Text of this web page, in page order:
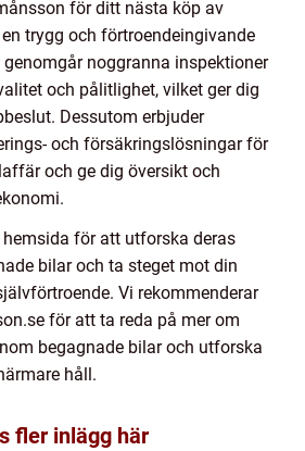
för ditt nästa köp av
trygg och förtroendeingivande
genomgår noggranna inspektioner
och pålitlighet, vilket ger dig
Dessutom erbjuder
och försäkringslösningar för
och ge dig översikt och
för att utforska deras
bilar och ta steget mot din
Vi rekommenderar
för att ta reda på mer om
begagnade bilar och utforska
håll.
fler inlägg här